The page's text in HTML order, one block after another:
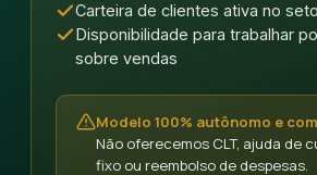
Carteira de clientes ativa no
Disponibilidade para trabalhar
sobre vendas
Modelo 100% autônomo e
Não oferecemos CLT, ajuda de
fixo ou reembolso de despesas.